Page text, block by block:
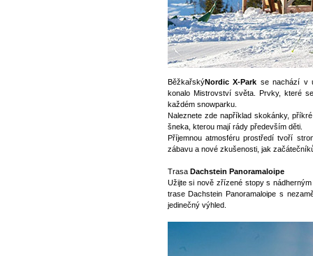
BěžkařskýNordic X-Park se nachází v
konalo Mistrovství světa. Prvky, které
každém snowparku.
Naleznete zde například skokánky,
šneka, kterou mají rády především děti.
Příjemnou atmosféru prostředí tvoří
zábavu a nové zkušenosti, jak
Trasa Dachstein Panoramaloipe
Užijte si nově zřízené stopy s
trase Dachstein Panoramaloipe s
jedinečný výhled.